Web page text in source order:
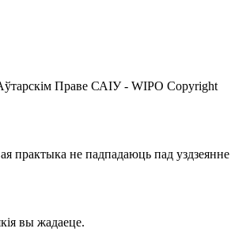
Праве САІУ - WIPO Copyright
практыка не падпадаюць пад уздзеянне
вы жадаеце.